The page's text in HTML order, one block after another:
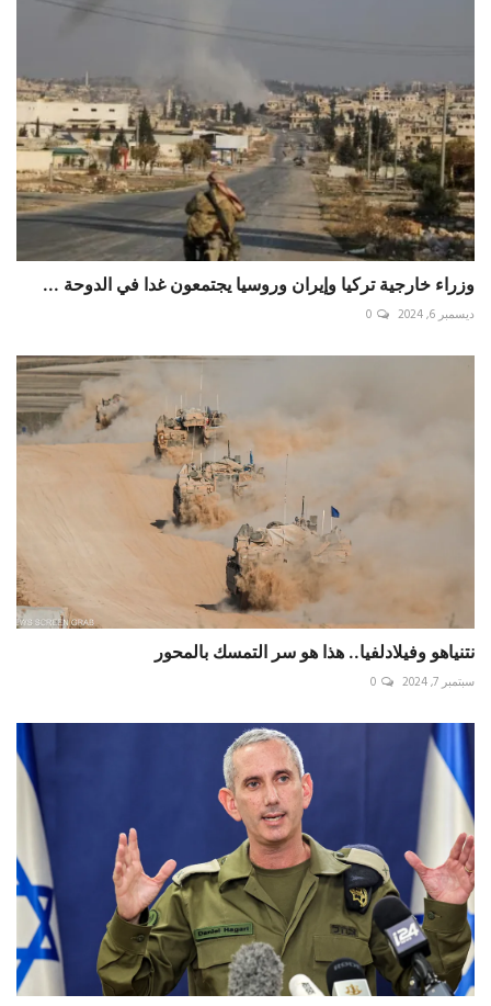
وزراء خارجية تركيا وإيران وروسيا يجتمعون غدا في الدوحة ...
ديسمبر 6, 2024 0
نتنياهو وفيلادلفيا.. هذا هو سر التمسك بالمحور
سبتمبر 7, 2024 0